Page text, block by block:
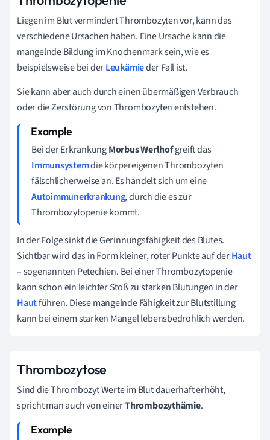
Liegen im Blut vermindert Thrombozyten vor, kann das
verschiedene Ursachen haben. Eine Ursache kann die
mangelnde Bildung im Knochenmark sein, wie es
beispielsweise bei derLeukämieder Fall ist.
Sie kann aber auch durch einen übermäßigen Verbrauch
oder die Zerstörung von Thrombozyten entstehen.
Bei der ErkrankungMorbus Werlhofgreift das
Immunsystemdie körpereigenen Thrombozyten
fälschlicherweise an. Es handelt sich um eine
Autoimmunerkrankung, durch die es zur
Thrombozytopenie kommt.
In der Folge sinkt die Gerinnungsfähigkeit des Blutes.
Sichtbar wird das in Form kleiner, roter Punkte auf derHaut
–sogenannten Petechien. Bei einer Thrombozytopenie
kann schon ein leichter Stoß zu starken Blutungen in der
Hautführen. Diese mangelnde Fähigkeit zur Blutstillung
kann bei einem starken Mangel lebensbedrohlich werden.
Thrombozytose
Sind die Thrombozyt Werte im Blut dauerhaft erhöht,
spricht man auch von einerThrombozythämie.